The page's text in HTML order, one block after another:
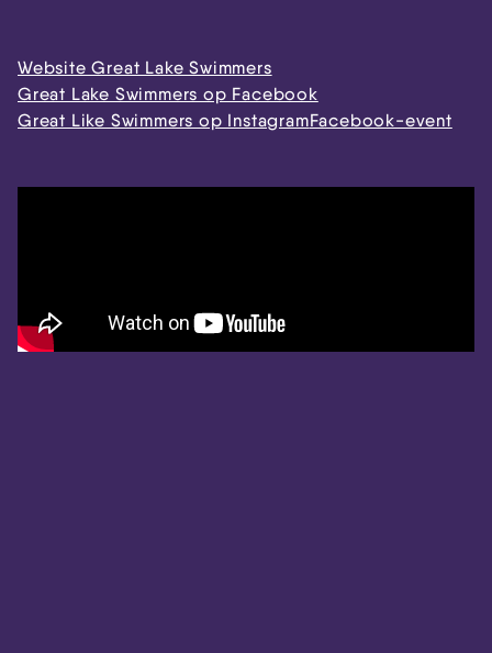
Website Great Lake Swimmers
Great Lake Swimmers op Facebook
Great Like Swimmers op InstagramFacebook-event